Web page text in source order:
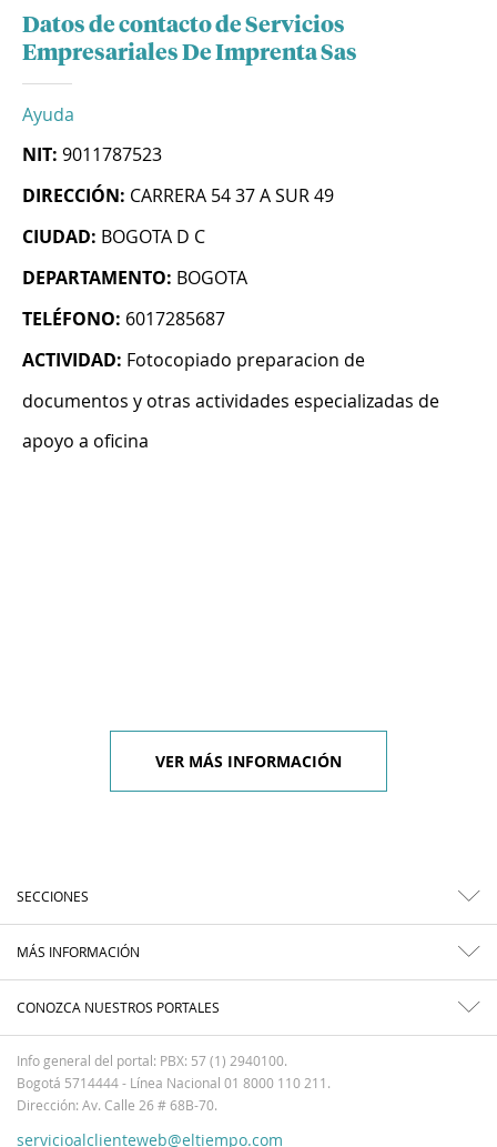
Datos de contacto de Servicios
Empresariales De Imprenta Sas
Ayuda
NIT: 9011787523
DIRECCIÓN: CARRERA 54 37 A SUR 49
CIUDAD: BOGOTA D C
DEPARTAMENTO: BOGOTA
TELÉFONO: 6017285687
ACTIVIDAD: Fotocopiado preparacion de
documentos y otras actividades especializadas de
apoyo a oficina
VER MÁS INFORMACIÓN
SECCIONES
MÁS INFORMACIÓN
CONOZCA NUESTROS PORTALES
Info general del portal: PBX: 57 (1) 2940100.
Bogotá 5714444 - Línea Nacional 01 8000 110 211.
Dirección: Av. Calle 26 # 68B-70.
servicioalclienteweb@eltiempo.com